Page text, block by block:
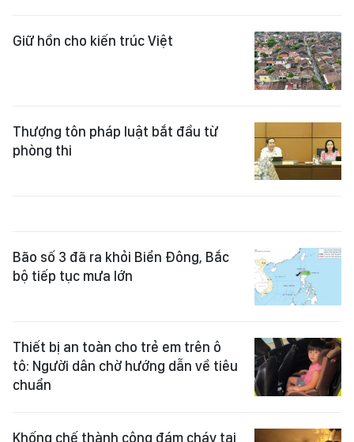
Giữ hồn cho kiến trúc Việt
Thượng tôn pháp luật bắt đầu từ
phòng thi
Bão số 3 đã ra khỏi Biển Đông, Bắc
bộ tiếp tục mưa lớn
Thiết bị an toàn cho trẻ em trên ô
tô: Người dân chờ hướng dẫn về tiêu
chuẩn
Khống chế thành công đám cháy tại